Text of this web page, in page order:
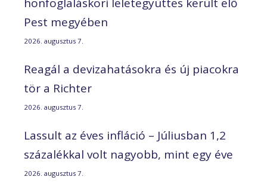
Pest megyében
2026. augusztus 7.
Reagál a devizahatásokra és új piacokra
tör a Richter
2026. augusztus 7.
Lassult az éves infláció – Júliusban 1,2
százalékkal volt nagyobb, mint egy éve
2026. augusztus 7.